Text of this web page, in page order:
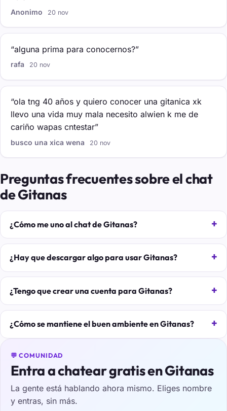
Anonimo 20 nov
“alguna prima para conocernos?”
rafa 20 nov
“ola tng 40 años y quiero conocer una gitanica xk
llevo una vida muy mala necesito alwien k me de
cariño wapas cntestar”
busco una xica wena 20 nov
Preguntas frecuentes sobre el chat
de Gitanas
¿Cómo me uno al chat de Gitanas?
¿Hay que descargar algo para usar Gitanas?
¿Tengo que crear una cuenta para Gitanas?
¿Cómo se mantiene el buen ambiente en Gitanas?
💬 COMUNIDAD
Entra a chatear gratis en Gitanas
La gente está hablando ahora mismo. Eliges nombre
y entras, sin más.